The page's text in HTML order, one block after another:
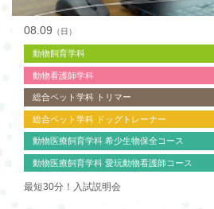
08.09 （日）
動物飼育学科
動物看護師学科
総合ペット学科 トリマー
総合ペット学科 ドッグトレーナー
動物医療飼育学科 希少生物保全コース
動物医療飼育学科 愛玩動物看護師コース
最短30分！入試説明会